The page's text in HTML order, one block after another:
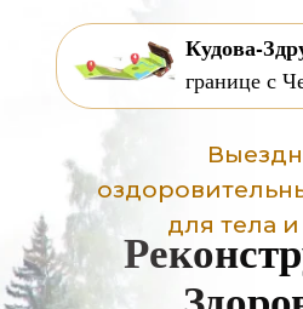
для тела
Кудова-
границе с